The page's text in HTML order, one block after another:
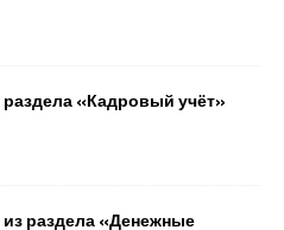
«Кадровый учёт»
раздела «Денежные